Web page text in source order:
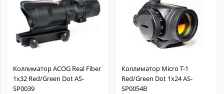
Коллиматор ACOG Real Fiber
1x32 Red/Green Dot AS-
SP0039
Коллиматор Micro T-1
Red/Green Dot 1x24 AS-
SP0054B